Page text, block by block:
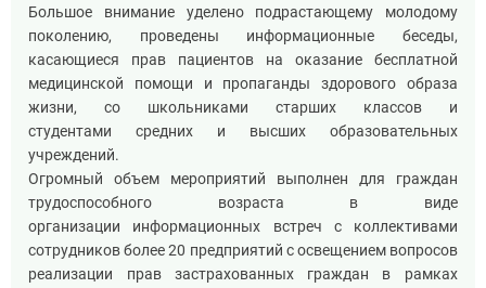
Большое внимание уделено подрастающему молодому
поколению, проведены информационные беседы,
касающиеся прав пациентов на оказание бесплатной
медицинской помощи и пропаганды здорового образа
жизни, со школьниками старших классов и
студентами средних и высших образовательных
учреждений.
Огромный объем мероприятий выполнен для граждан
трудоспособного возраста в виде
организации информационных встреч с коллективами
сотрудников более 20 предприятий с освещением вопросов
реализации прав застрахованных граждан в рамках